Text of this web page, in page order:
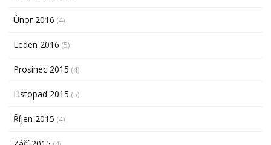
Únor 2016 (4)
Leden 2016 (5)
Prosinec 2015 (4)
Listopad 2015 (5)
Říjen 2015 (4)